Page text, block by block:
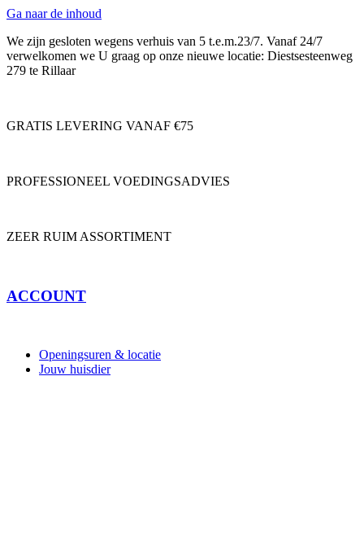
Ga naar de inhoud
We zijn gesloten wegens verhuis van 5 t.e.m.23/7. Vanaf 24/7
verwelkomen we U graag op onze nieuwe locatie: Diestsesteenweg
279 te Rillaar
GRATIS LEVERING VANAF €75
PROFESSIONEEL VOEDINGSADVIES
ZEER RUIM ASSORTIMENT
ACCOUNT
Openingsuren & locatie
Jouw huisdier